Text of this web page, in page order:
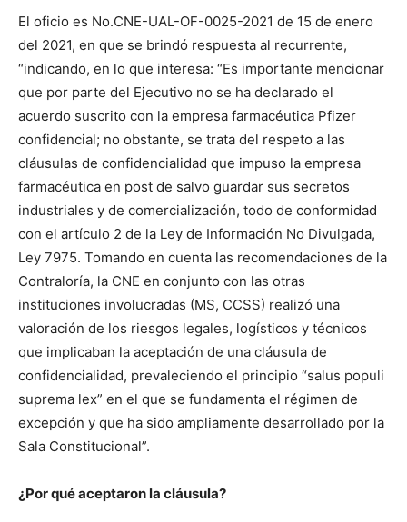
El oficio es No.CNE-UAL-OF-0025-2021 de 15 de enero
del 2021, en que se brindó respuesta al recurrente,
“indicando, en lo que interesa: “Es importante mencionar
que por parte del Ejecutivo no se ha declarado el
acuerdo suscrito con la empresa farmacéutica Pfizer
confidencial; no obstante, se trata del respeto a las
cláusulas de confidencialidad que impuso la empresa
farmacéutica en post de salvo guardar sus secretos
industriales y de comercialización, todo de conformidad
con el artículo 2 de la Ley de Información No Divulgada,
Ley 7975. Tomando en cuenta las recomendaciones de la
Contraloría, la CNE en conjunto con las otras
instituciones involucradas (MS, CCSS) realizó una
valoración de los riesgos legales, logísticos y técnicos
que implicaban la aceptación de una cláusula de
confidencialidad, prevaleciendo el principio “salus populi
suprema lex” en el que se fundamenta el régimen de
excepción y que ha sido ampliamente desarrollado por la
Sala Constitucional”.
¿Por qué aceptaron la cláusula?